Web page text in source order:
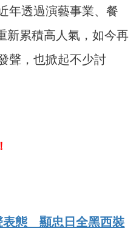
年透過演藝事業、餐
新累積高人氣，如今再
聲，也掀起不少討
表態 顯忠日全黑西裝